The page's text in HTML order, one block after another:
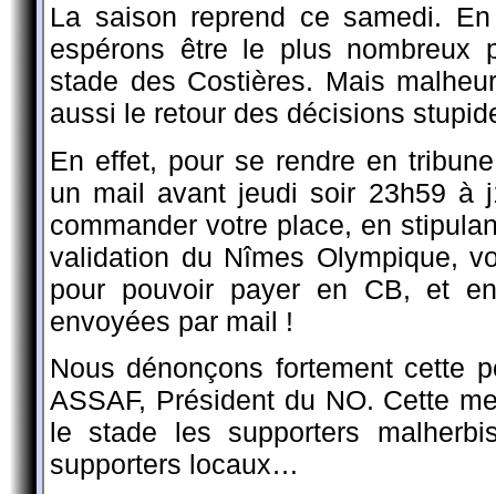
La saison reprend ce samedi.
espérons être le plus nombreux
stade des Costières. Mais
aussi le retour des décisions
En effet, pour se rendre en
un mail avant jeudi soir 23h59 à
commander votre place, en
validation du Nîmes Olympique,
pour pouvoir payer en CB, et
envoyées par mail !
Nous dénonçons fortement cette
ASSAF, Président du NO. Cette
le stade les supporters
supporters locaux…